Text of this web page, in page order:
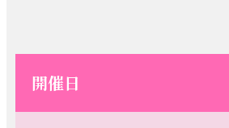
開催日